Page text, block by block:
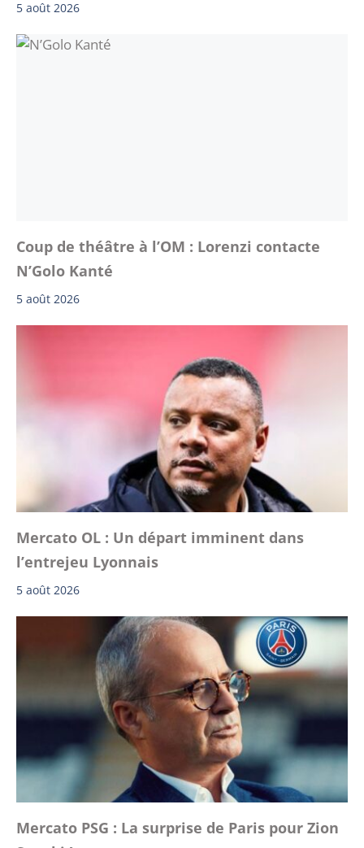
5 août 2026
Coup de théâtre à l’OM : Lorenzi contacte
N’Golo Kanté
5 août 2026
Mercato OL : Un départ imminent dans
l’entrejeu Lyonnais
5 août 2026
Mercato PSG : La surprise de Paris pour Zion